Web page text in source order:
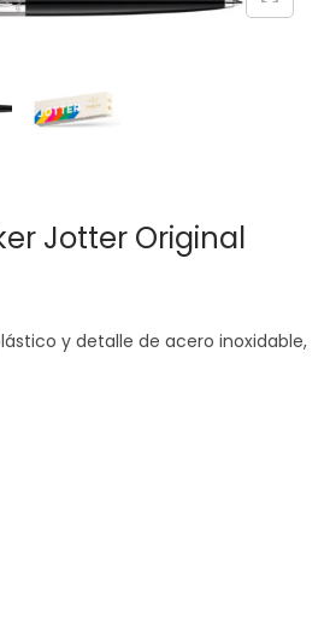
ó
n
Jotter Original
y detalle de acero inoxidable,